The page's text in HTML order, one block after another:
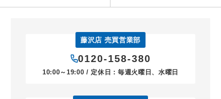
藤沢店 売買営業部
0120-158-380
10:00～19:00 / 定休日：毎週火曜日、水曜日